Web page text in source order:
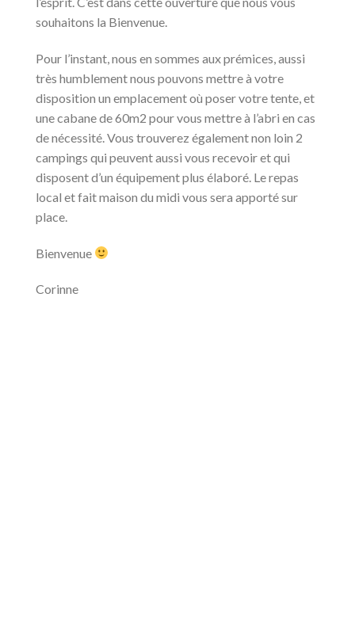
souhaitons la Bienvenue.
Pour l’instant, nous en sommes aux prémices, aussi
très humblement nous pouvons mettre à votre
disposition un emplacement où poser votre tente, et
une cabane de 60m2 pour vous mettre à l’abri en cas
de nécessité. Vous trouverez également non loin 2
campings qui peuvent aussi vous recevoir et qui
disposent d’un équipement plus élaboré. Le repas
local et fait maison du midi vous sera apporté sur
place.
Bienvenue
Corinne